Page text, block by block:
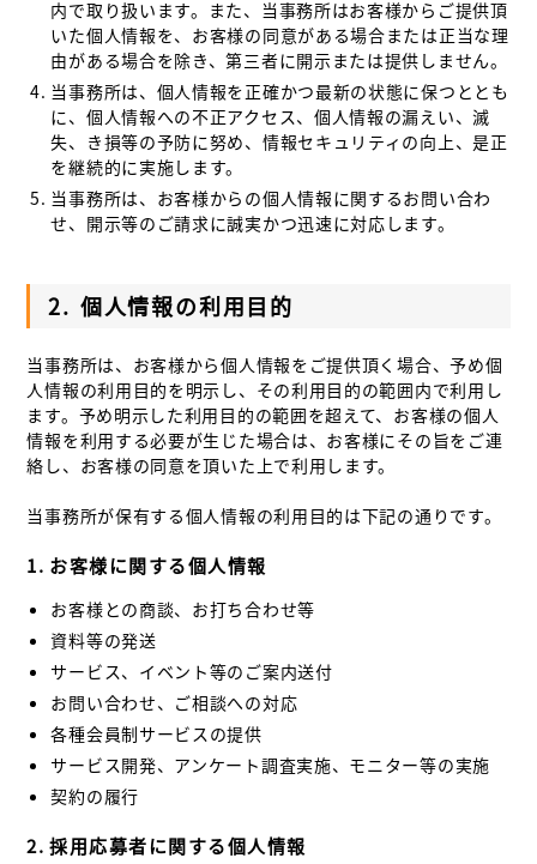
内で取り扱います。また、当事務所はお客様からご提供頂
いた個人情報を、お客様の同意がある場合または正当な理
由がある場合を除き、第三者に開示または提供しません。
当事務所は、個人情報を正確かつ最新の状態に保つととも
に、個人情報への不正アクセス、個人情報の漏えい、滅
失、き損等の予防に努め、情報セキュリティの向上、是正
を継続的に実施します。
当事務所は、お客様からの個人情報に関するお問い合わ
せ、開示等のご請求に誠実かつ迅速に対応します。
2. 個人情報の利用目的
当事務所は、お客様から個人情報をご提供頂く場合、予め個
人情報の利用目的を明示し、その利用目的の範囲内で利用し
ます。予め明示した利用目的の範囲を超えて、お客様の個人
情報を利用する必要が生じた場合は、お客様にその旨をご連
絡し、お客様の同意を頂いた上で利用します。
当事務所が保有する個人情報の利用目的は下記の通りです。
1. お客様に関する個人情報
お客様との商談、お打ち合わせ等
資料等の発送
サービス、イベント等のご案内送付
お問い合わせ、ご相談への対応
各種会員制サービスの提供
サービス開発、アンケート調査実施、モニター等の実施
契約の履行
2. 採用応募者に関する個人情報